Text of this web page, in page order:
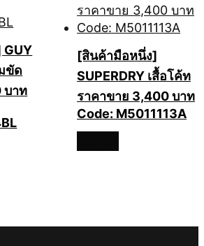
ขัด
บาท
[สินค้ามือหนึ่ง]
SUPERDRY เสื้อโค้ท
ราคาขาย 3,400 บาท
Code: M5011113A